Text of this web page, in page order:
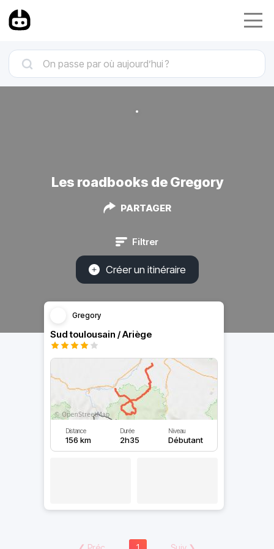
Les roadbooks de Gregory
PARTAGER
Filtrer
Créer un itinéraire
Gregory
Sud toulousain / Ariège
Distance
156 km
Durée
2h35
Niveau
Débutant